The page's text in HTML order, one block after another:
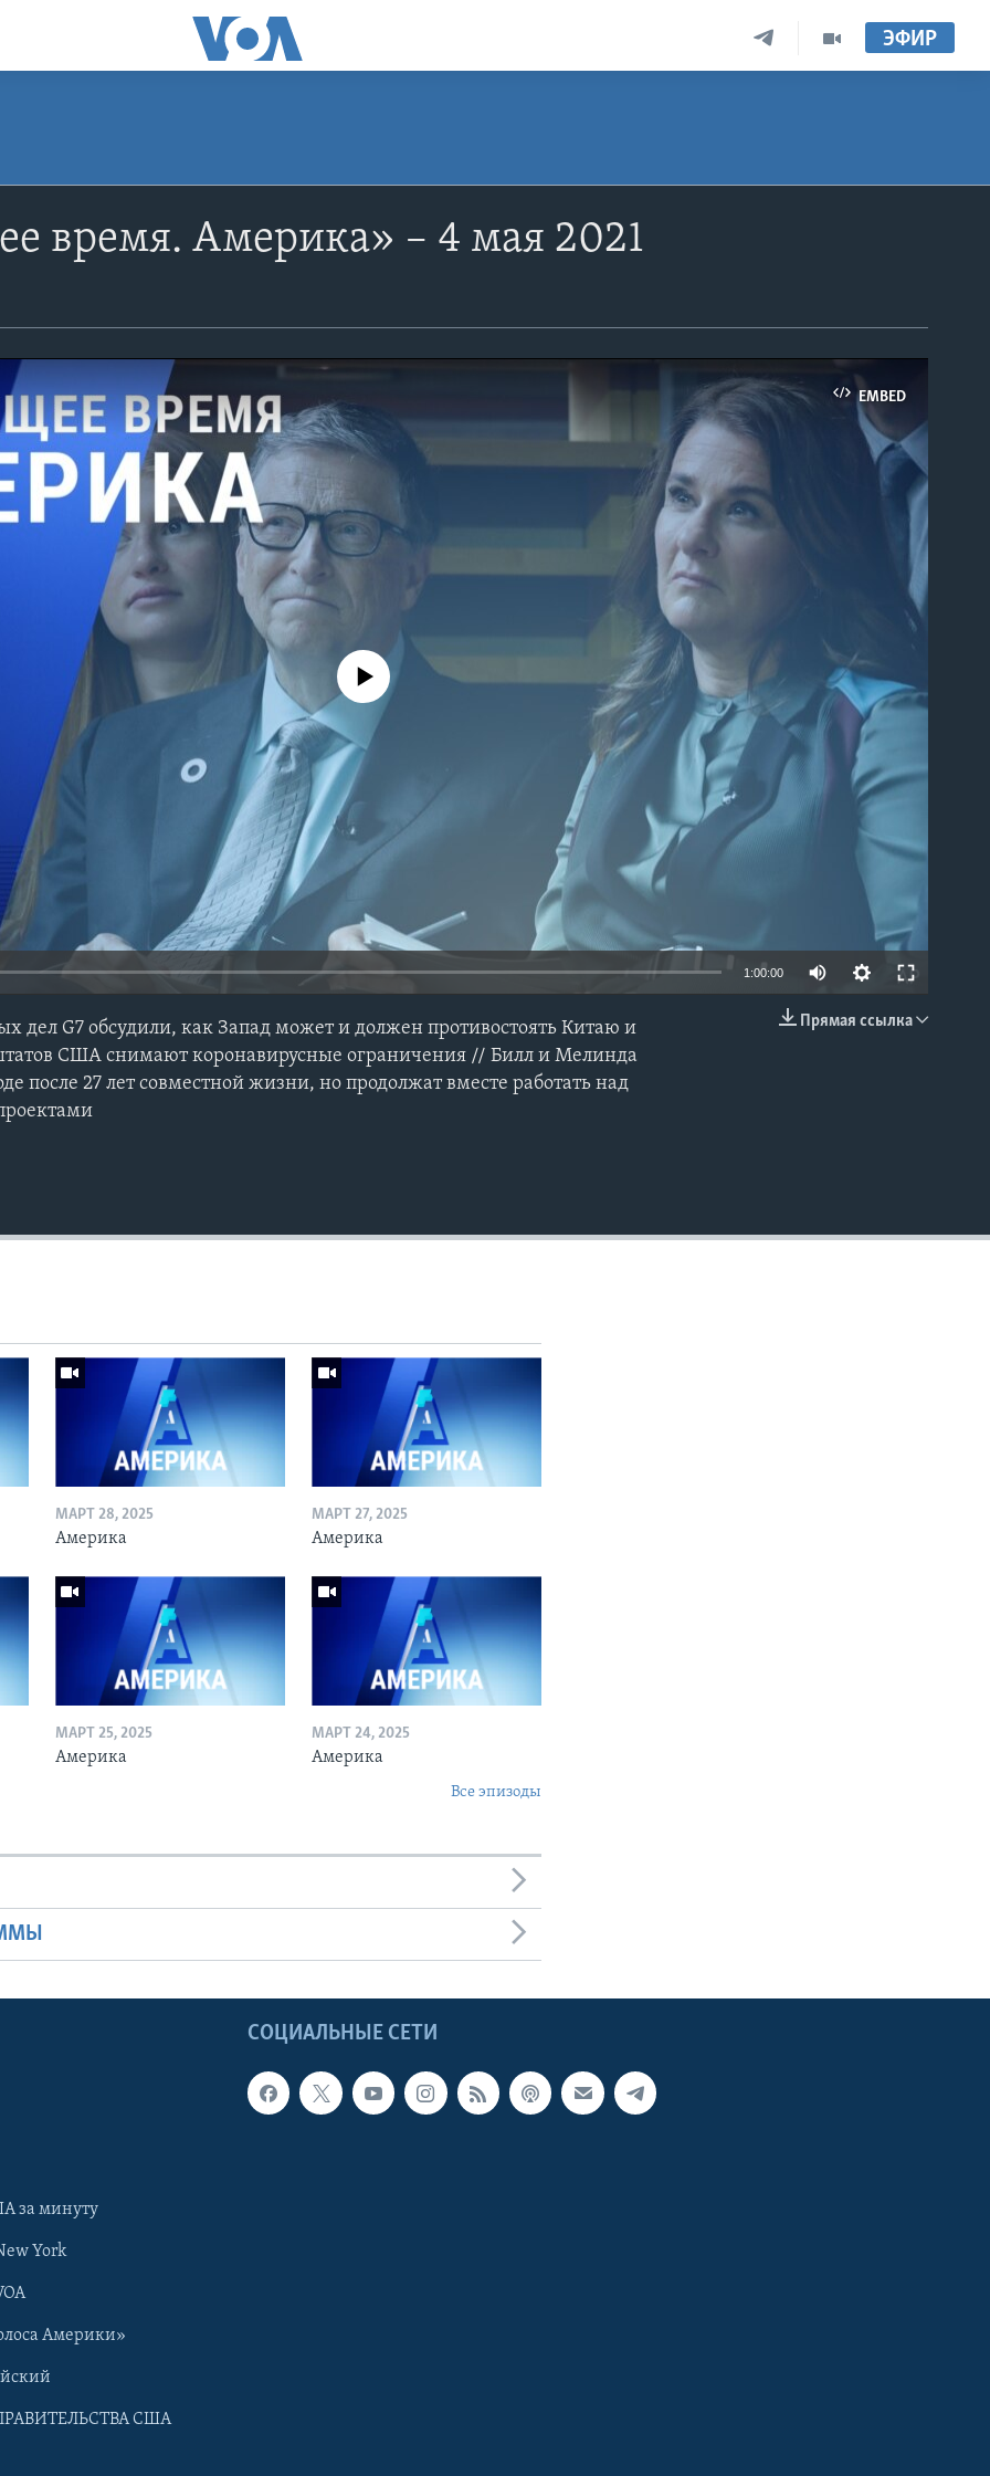
ЭФИР
время. Америка» – 4 мая 2021
EMBED
No media source currently available
1:00:00
Прямая ссылка
дел G7 обсудили, как Запад может и должен противостоять Китаю и
США снимают коронавирусные ограничения // Билл и Мелинда
после 27 лет совместной жизни, но продолжат вместе работать над
МАРТ 28, 2025
Америка
МАРТ 27, 2025
Америка
МАРТ 25, 2025
Америка
МАРТ 24, 2025
Америка
Все эпизоды
СОЦИАЛЬНЫЕ СЕТИ
за минуту
York
Америки»
США